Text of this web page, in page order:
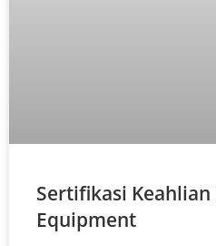
Sertifikasi
Equipment